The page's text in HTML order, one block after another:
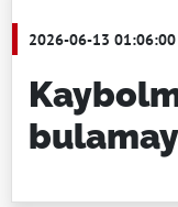
2026-06-13 01:06:00